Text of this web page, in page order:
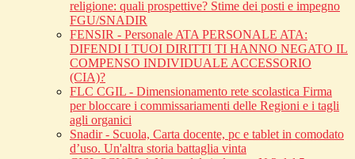
religione: quali prospettive? Stime dei posti e impegno
FGU/SNADIR
FENSIR - Personale ATA PERSONALE ATA:
DIFENDI I TUOI DIRITTI TI HANNO NEGATO IL
COMPENSO INDIVIDUALE ACCESSORIO
(CIA)?
FLC CGIL - Dimensionamento rete scolastica Firma
per bloccare i commissariamenti delle Regioni e i tagli
agli organici
Snadir - Scuola, Carta docente, pc e tablet in comodato
d’uso. Un'altra storia battaglia vinta